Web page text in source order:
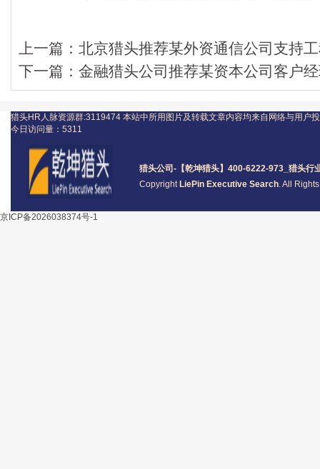
上一篇： 北京猎头推荐某外资通信公司支持
下一篇： 金融猎头公司推荐某资本公司客户
猎头公司 -【乾坤猎头】400-6222-973_ 猎头行
Copyright LiePin Executive Search. All
猎头HR人脉资源群:3119474 本站中所用图片及转载文章内容均来自网络与用户
今日访问量： 5311
京ICP备2026038374号-1